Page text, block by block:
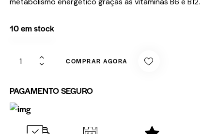
10 em stock
COMPRAR AGORA
PAGAMENTO SEGURO